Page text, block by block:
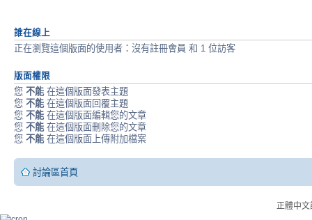
誰在線上
正在瀏覽這個版面的使用者：沒有註冊會員 和 1 位訪客
版面權限
您 不能 在這個版面發表主題
您 不能 在這個版面回覆主題
您 不能 在這個版面編輯您的文章
您 不能 在這個版面刪除您的文章
您 不能 在這個版面上傳附加檔案
討論區首頁
正體中